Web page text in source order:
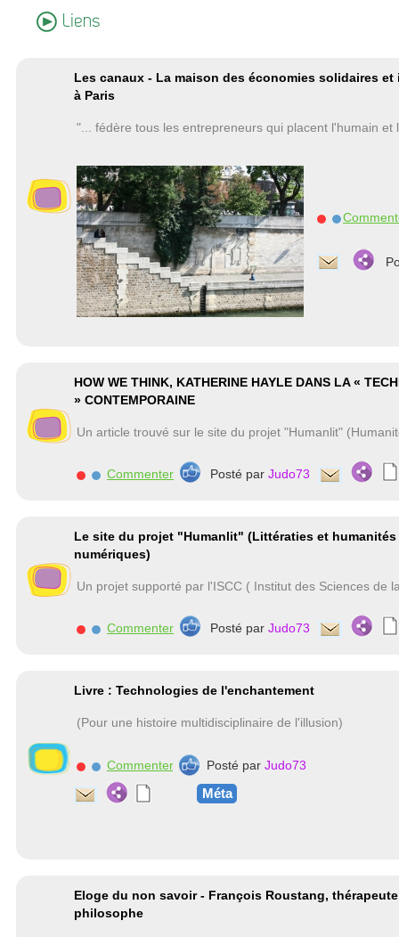
Liens
Les canaux - La maison des économies solidaires et
à Paris
"... fédère tous les entrepreneurs qui placent l'humain
HOW WE THINK, KATHERINE HAYLE DANS LA «
» CONTEMPORAINE
Un article trouvé sur le site du projet "Humanlit"
Commenter Posté par Judo73
Le site du projet "Humanlit" (Littératies et humanités
numériques)
Un projet supporté par l'ISCC ( Institut des Sciences de
Commenter Posté par Judo73
Livre : Technologies de l'enchantement
(Pour une histoire multidisciplinaire de l'illusion)
Commenter Posté par Judo73
Méta
Eloge du non savoir - François Roustang,
philosophe